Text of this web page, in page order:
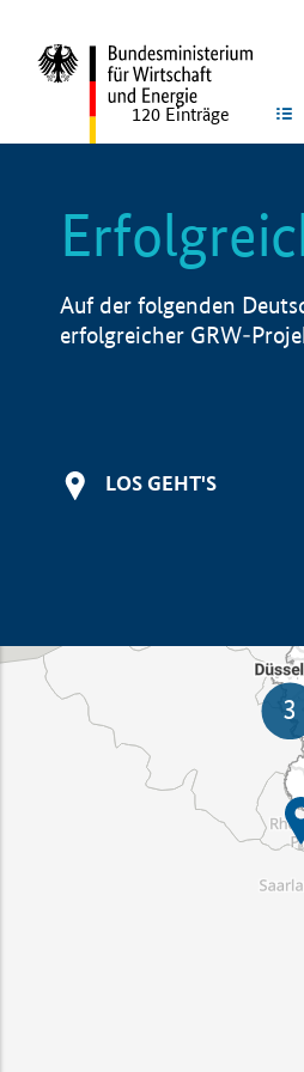
120 Einträge
Auf der folgenden
erfolgreicher GRW-
LOS GEHT'S